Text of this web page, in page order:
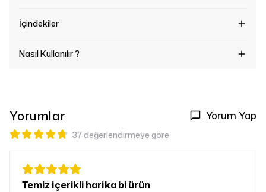
İçindekiler
Nasıl Kullanılır ?
Yorumlar Yorum Yap
37 değerlendirmeye göre
Temiz içerikli harika bi ürün